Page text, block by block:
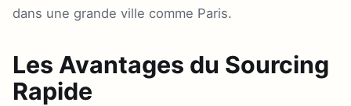
dans une grande ville comme Paris.
Les Avantages du Sourcing
Rapide